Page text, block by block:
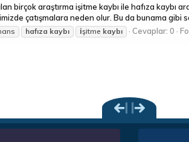
birçok araştırma işitme kaybı ile hafıza
çatışmalara neden olur. Bu da bunama gibi
hafıza kaybı i̇şitme kaybı Cevaplar: 0